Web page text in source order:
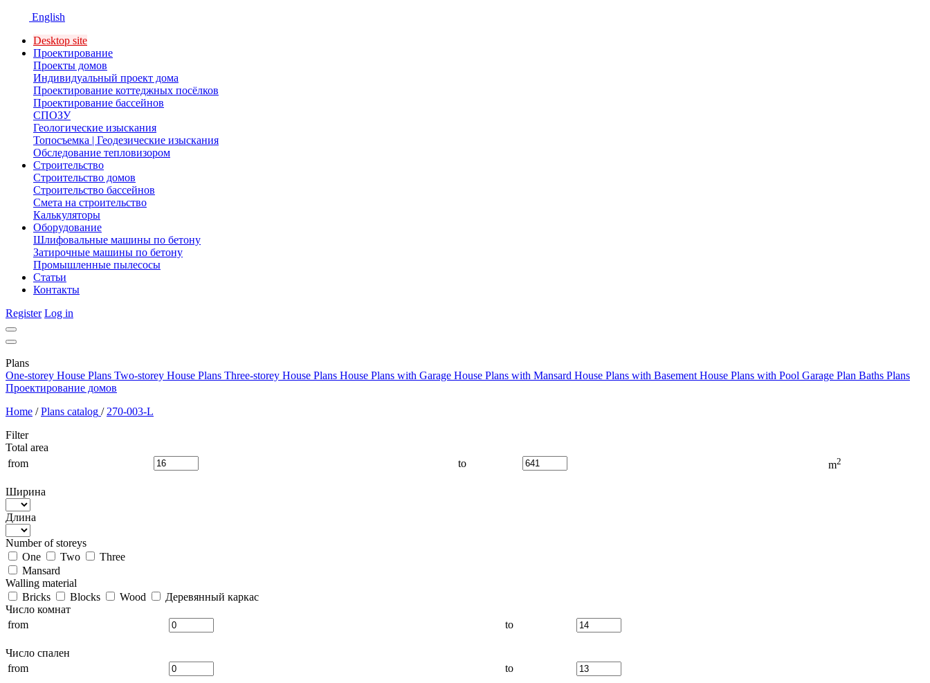
English
Desktop site
Проектирование
Проекты домов
Индивидуальный проект дома
Проектирование коттеджных посёлков
Проектирование бассейнов
СПОЗУ
Геологические изыскания
Топосъемка | Геодезические изыскания
Обследование тепловизором
Строительство
Строительство домов
Строительство бассейнов
Смета на строительство
Калькуляторы
Оборудование
Шлифовальные машины по бетону
Затирочные машины по бетону
Промышленные пылесосы
Статьи
Контакты
Register Log in
Plans
One-storey House Plans Two-storey House Plans Three-storey House Plans House Plans with Garage House Plans with Mansard House Plans with Basement House Plans with Pool Garage Plan Baths Plans
Проектирование домов
Home / Plans catalog / 270-003-L
Filter
Total area
from
to m2
Ширина
Длина
Number of storeys
One
Two
Three
Mansard
Walling material
Bricks
Blocks Wood
Деревянный каркас
Число комнат
from
to
Число спален
from
to